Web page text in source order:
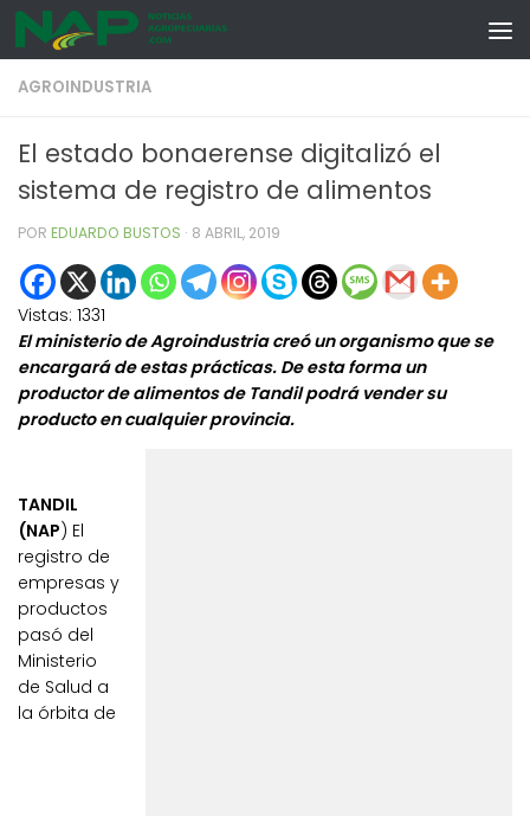
Skip to content
AGROINDUSTRIA
El estado bonaerense digitalizó el
sistema de registro de alimentos
POR EDUARDO BUSTOS · 8 ABRIL, 2019
Vistas: 1331
El ministerio de Agroindustria creó un organismo que se
encargará de estas prácticas. De esta forma un
productor de alimentos de Tandil podrá vender su
producto en cualquier provincia.
TANDIL
(NAP) El
registro de
empresas y
productos
pasó del
Ministerio
de Salud a
la órbita de